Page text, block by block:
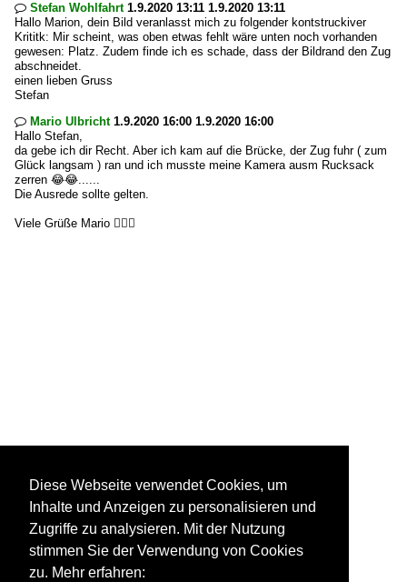
 Stefan Wohlfahrt1.9.2020 13:11 1.9.2020 13:11
Hallo Marion, dein Bild veranlasst mich zu folgender kontstruckiver
Krititk: Mir scheint, was oben etwas fehlt wäre unten noch vorhanden
gewesen: Platz. Zudem finde ich es schade, dass der Bildrand den Zug
abschneidet.
einen lieben Gruss
Stefan
 Mario Ulbricht1.9.2020 16:00 1.9.2020 16:00
Hallo Stefan,
da gebe ich dir Recht. Aber ich kam auf die Brücke, der Zug fuhr ( zum
Glück langsam ) ran und ich musste meine Kamera ausm Rucksack
zerren 😂😂......
Die Ausrede sollte gelten.
Viele Grüße Mario 🙋🏽‍♂️
Diese Webseite verwendet Cookies, um
Inhalte und Anzeigen zu personalisieren und
Zugriffe zu analysieren. Mit der Nutzung
stimmen Sie der Verwendung von Cookies
zu. Mehr erfahren: